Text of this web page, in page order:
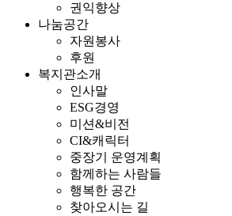
권익향상
나눔공간
자원봉사
후원
복지관소개
인사말
ESG경영
미션&비전
CI&캐릭터
중장기 운영계획
함께하는 사람들
행복한 공간
찾아오시는 길